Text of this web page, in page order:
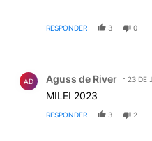
ARGENZUELA.
RESPONDER 3 0
AD Aguss de River 23 DE
MILEI 2023
RESPONDER 3 2